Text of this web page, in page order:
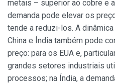
metais – superior ao cobre e
demanda pode elevar os
tende a reduzi-los. A
China e Índia também pode
preço: para os EUA e,
grandes setores industriais
processos; na Índia, a